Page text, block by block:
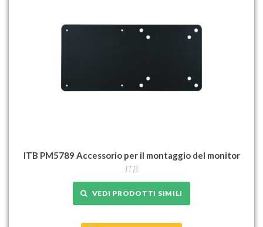
ITB PM5789 Accessorio per il montaggio del monitor
ITB
VEDI PRODOTTI SIMILI